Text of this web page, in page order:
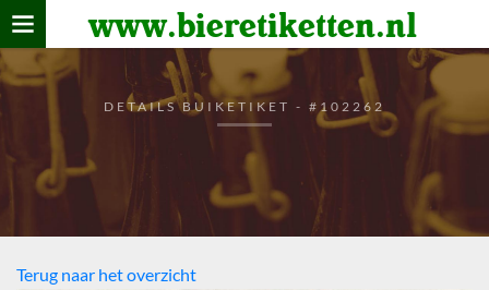
www.bieretiketten.nl
Home
verzamelen
De bierkaart
Bezoekers
DETAILS BUIKETIKET - #102262
Terug naar het overzicht